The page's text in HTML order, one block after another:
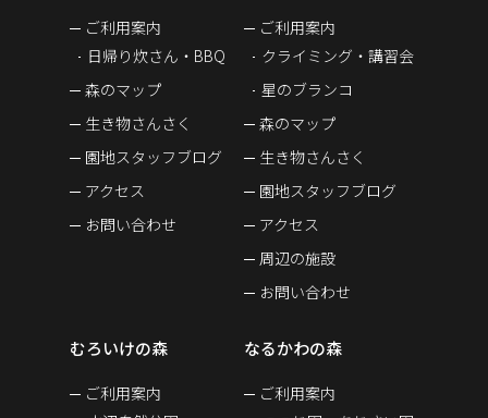
ご利用案内
日帰り炊さん・BBQ
森のマップ
生き物さんさく
園地スタッフブログ
アクセス
お問い合わせ
ご利用案内
クライミング・講習会
星のブランコ
森のマップ
生き物さんさく
園地スタッフブログ
アクセス
周辺の施設
お問い合わせ
むろいけの森
ご利用案内
なるかわの森
ご利用案内